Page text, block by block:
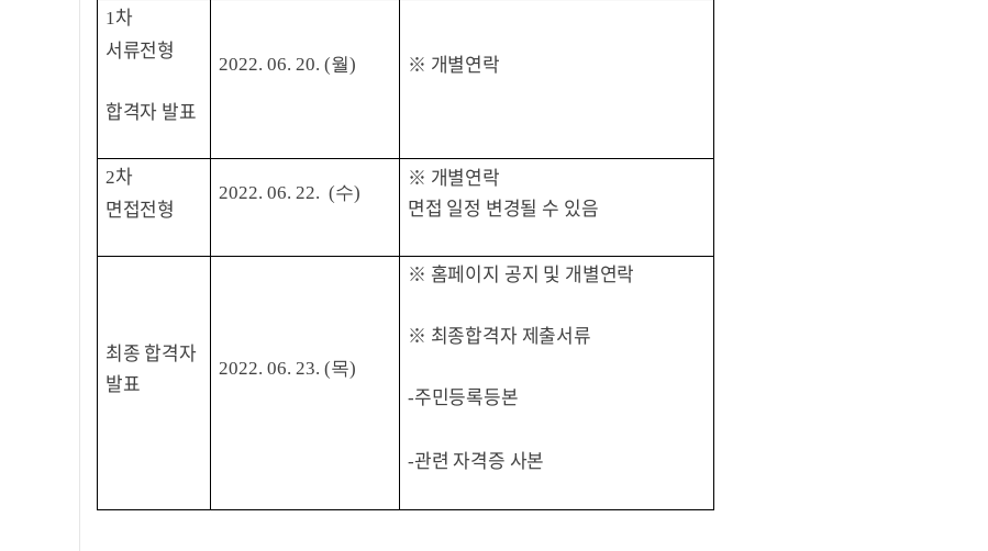
1 차
서류전형
합격자 발표
2022. 06. 20. (월) ※ 개별연락
2차
면접전형
2022. 06. 22. (수)
※ 개별연락
면접 일정 변경될 수 있음
최종 합격자
발표
2022. 06. 23. (목)
※ 홈페이지 공지 및 개별연락
※ 최종합격자 제출서류
-주민등록등본
-관련 자격증 사본